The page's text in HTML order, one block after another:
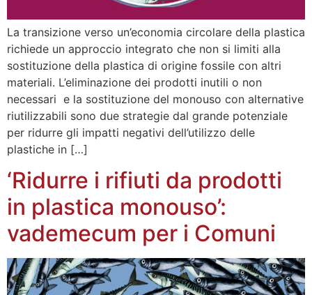
La transizione verso un’economia circolare della plastica
richiede un approccio integrato che non si limiti alla
sostituzione della plastica di origine fossile con altri
materiali. L’eliminazione dei prodotti inutili o non
necessari e la sostituzione del monouso con alternative
riutilizzabili sono due strategie dal grande potenziale
per ridurre gli impatti negativi dell’utilizzo delle
plastiche in […]
‘Ridurre i rifiuti da prodotti
in plastica monouso’:
vademecum per i Comuni